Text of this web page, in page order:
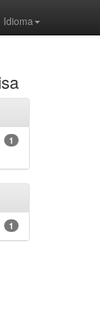
Idioma
1
1